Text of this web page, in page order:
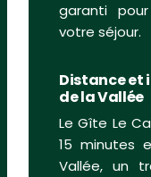
garanti
votre séjour.
Distance et
de la Vallée
Le Gîte Le
15 minutes
Vallée, un